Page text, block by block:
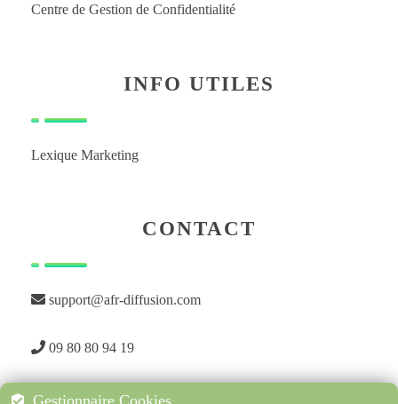
Centre de Gestion de Confidentialité
INFO UTILES
Lexique Marketing
CONTACT
support@afr-diffusion.com
09 80 80 94 19
Gestionnaire Cookies